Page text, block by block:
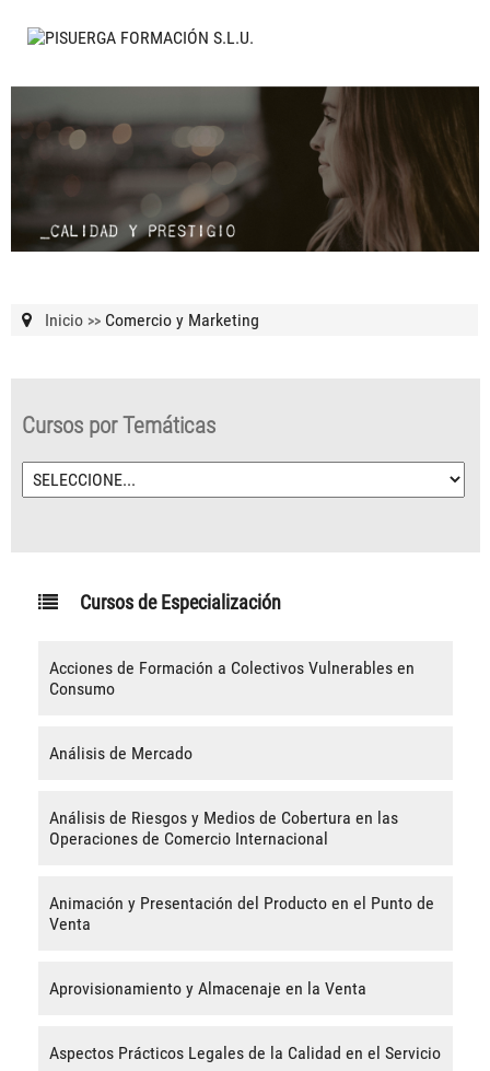
Inicio >> Comercio y Marketing
Cursos por Temáticas
Cursos de Especialización
Acciones de Formación a Colectivos Vulnerables en
Consumo
Análisis de Mercado
Análisis de Riesgos y Medios de Cobertura en las
Operaciones de Comercio Internacional
Animación y Presentación del Producto en el Punto de
Venta
Aprovisionamiento y Almacenaje en la Venta
Aspectos Prácticos Legales de la Calidad en el Servicio